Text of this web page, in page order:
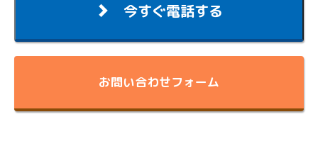
今すぐ電話する
お問い合わせフォーム